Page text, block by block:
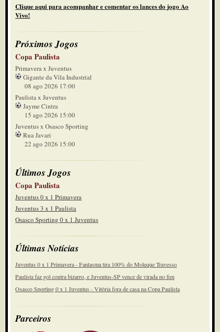
Clique aqui para acompanhar e comentar os lances do jogo Ao
Vivo!
Próximos Jogos
Copa Paulista
Primavera x Juventus
Gigante da Vila Industrial
08 ago 2026 17:00
Paulista x Juventus
Jayme Cintra
15 ago 2026 15:00
Juventus x Osasco Sporting
Rua Javari
22 ago 2026 15:00
Últimos Jogos
Copa Paulista
Juventus 0 x 1 Primavera
Juventus 3 x 1 Paulista
Osasco Sporting 0 x 1 Juventus
Últimas Notícias
Juventus 0 x 1 Primavera - Fantasma tira 100% do Moleque Travesso
Paulista faz gol contra bizarro, e Juventus-SP vence de virada no fim
Osasco Sporting 0 x 1 Juventus - Vitória fora de casa na Copa Paulista
Parceiros